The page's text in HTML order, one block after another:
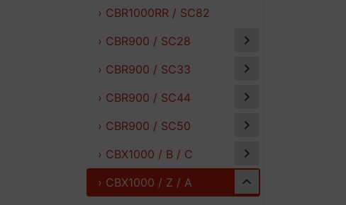
› CBR1000RR / SC82
› CBR900 / SC28
› CBR900 / SC33
› CBR900 / SC44
› CBR900 / SC50
› CBX1000 / B / C
› CBX1000 / Z / A